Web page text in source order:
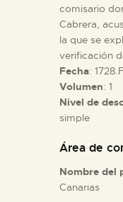
█
EL
comisario
Cabrera,
la que se
verificación
Fecha:
Volumen: 1
Nivel de
simple
Área de
Nombre del
Canarias